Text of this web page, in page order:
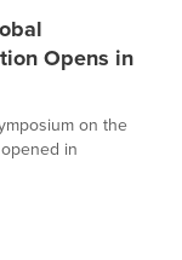
Opens in
on the
in